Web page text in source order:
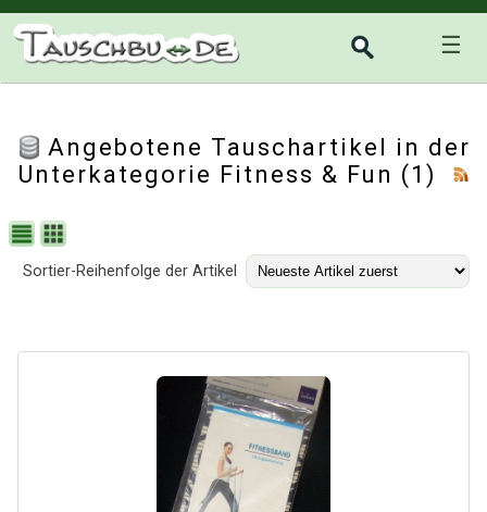
☰
Angebotene Tauschartikel in der
Unterkategorie Fitness & Fun (1)
Sortier-Reihenfolge der Artikel